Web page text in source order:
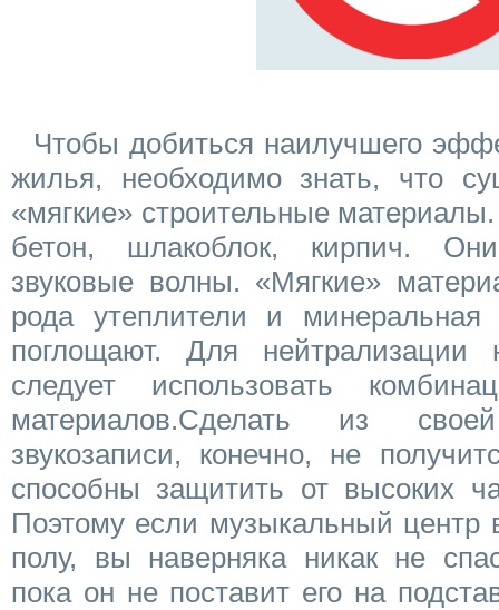
Чтобы добиться наилучшего
жилья, необходимо знать, что
«мягкие» строительные
бетон, шлакоблок, кирпич.
звуковые волны. «Мягкие»
рода утеплители и
поглощают. Для нейтрализации
следует использовать
материалов.Сделать из
звукозаписи, конечно, не
способны защитить от высоких
Поэтому если музыкальный центр
полу, вы наверняка никак не
пока он не поставит его на